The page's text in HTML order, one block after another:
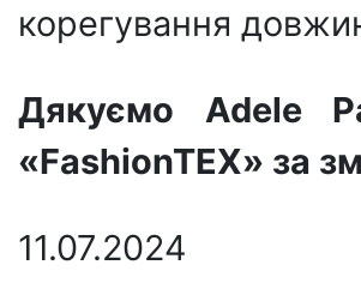
корегування
Дякуємо Adele
«FashionTEX» за
11.07.2024